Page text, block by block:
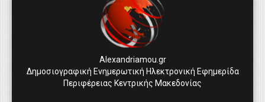
Alexandriamou.gr
Δημοσιογραφική Ενημερωτική Ηλεκτρονική Εφημερίδα
Περιφέρειας Κεντρικής Μακεδονίας